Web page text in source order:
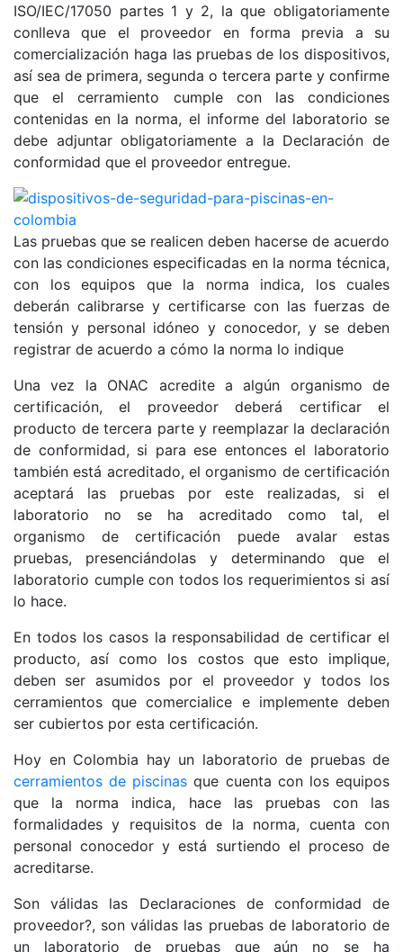
ISO/IEC/17050 partes 1 y 2, la que obligatoriamente
conlleva que el proveedor en forma previa a su
comercialización haga las pruebas de los dispositivos,
así sea de primera, segunda o tercera parte y confirme
que el cerramiento cumple con las condiciones
contenidas en la norma, el informe del laboratorio se
debe adjuntar obligatoriamente a la Declaración de
conformidad que el proveedor entregue.
Las pruebas que se realicen deben hacerse de acuerdo
con las condiciones especificadas en la norma técnica,
con los equipos que la norma indica, los cuales
deberán calibrarse y certificarse con las fuerzas de
tensión y personal idóneo y conocedor, y se deben
registrar de acuerdo a cómo la norma lo indique
Una vez la ONAC acredite a algún organismo de
certificación, el proveedor deberá certificar el
producto de tercera parte y reemplazar la declaración
de conformidad, si para ese entonces el laboratorio
también está acreditado, el organismo de certificación
aceptará las pruebas por este realizadas, si el
laboratorio no se ha acreditado como tal, el
organismo de certificación puede avalar estas
pruebas, presenciándolas y determinando que el
laboratorio cumple con todos los requerimientos si así
lo hace.
En todos los casos la responsabilidad de certificar el
producto, así como los costos que esto implique,
deben ser asumidos por el proveedor y todos los
cerramientos que comercialice e implemente deben
ser cubiertos por esta certificación.
Hoy en Colombia hay un laboratorio de pruebas de
cerramientos de piscinas que cuenta con los equipos
que la norma indica, hace las pruebas con las
formalidades y requisitos de la norma, cuenta con
personal conocedor y está surtiendo el proceso de
acreditarse.
Son válidas las Declaraciones de conformidad de
proveedor?, son válidas las pruebas de laboratorio de
un laboratorio de pruebas que aún no se ha